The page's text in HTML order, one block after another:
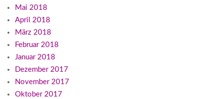
Mai 2018
April 2018
März 2018
Februar 2018
Januar 2018
Dezember 2017
November 2017
Oktober 2017